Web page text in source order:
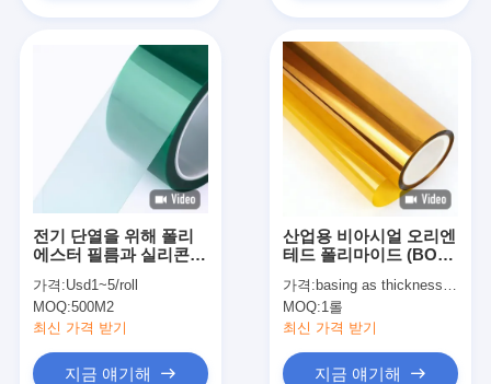
전기 단열을 위해 폴리
에스터 필름과 실리콘
착 테이프
가격:Usd1~5/roll
MOQ:500M2
최신 가격 받기
지금 얘기해
산업용 비아시얼 오리엔
테드 폴리마이드 (BOPI)
가격: basing as thickness and quantity
MOQ:1롤
최신 가격 받기
지금 얘기해